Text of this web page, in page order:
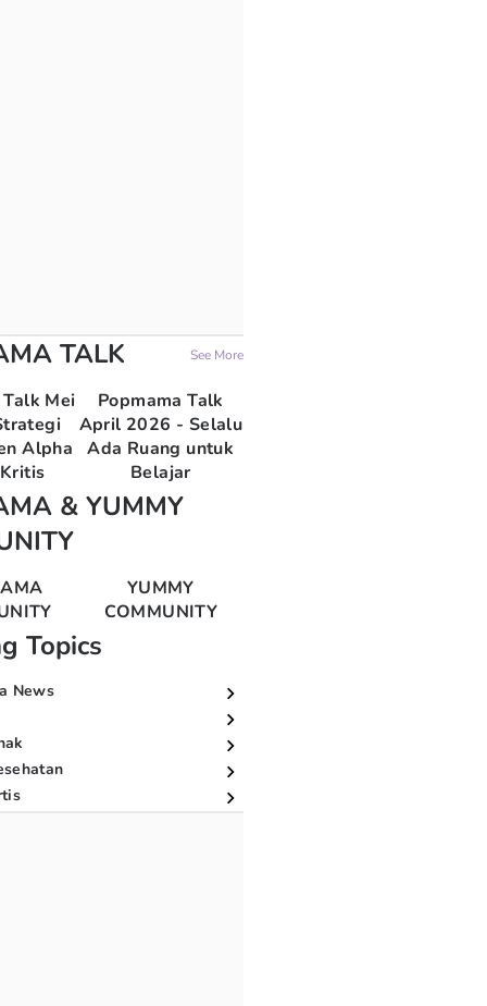
TALK See More
Mei
Alpha
Popmama Talk
April 2026 - Selalu
Ada Ruang untuk
Belajar
& YUMMY
YUMMY
COMMUNITY
Topics
News